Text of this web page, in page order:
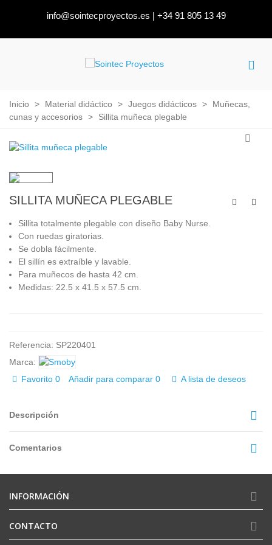
info@sointecproyectos.es | +34 91 805 13 49
Inicio > Material didáctico > Juegos didácticos >
Muñecas,
cunas y accesorios > Sillita muñeca plegable
SILLITA MUÑECA PLEGABLE
Sillita totalmente plegable con diseño Baby Nurse.
Con ruedas giratorias.
Se dobla fácilmente.
El sillín es extraíble y lavable.
Para muñecos de hasta 42 cm.
Medidas: 22.5 x 41.5 x 57.5 cm.
Referencia: SP220401
Marca:
Favorito 0 Añadir para comparar 0 A lista de deseos
Descripción
Comentarios
INFORMACIÓN
CONTACTO